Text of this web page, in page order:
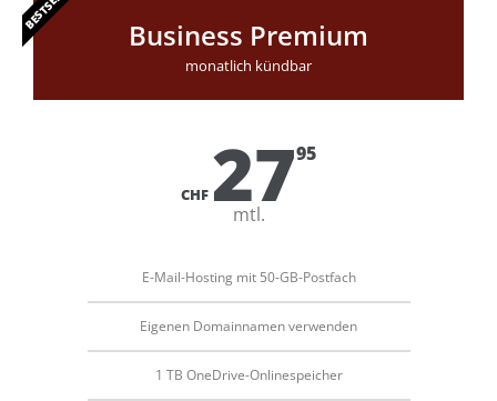
Business Premium
monatlich kündbar
CHF 2795
mtl.
E-Mail-Hosting mit 50-GB-Postfach
Eigenen Domainnamen verwenden
1 TB OneDrive-Onlinespeicher